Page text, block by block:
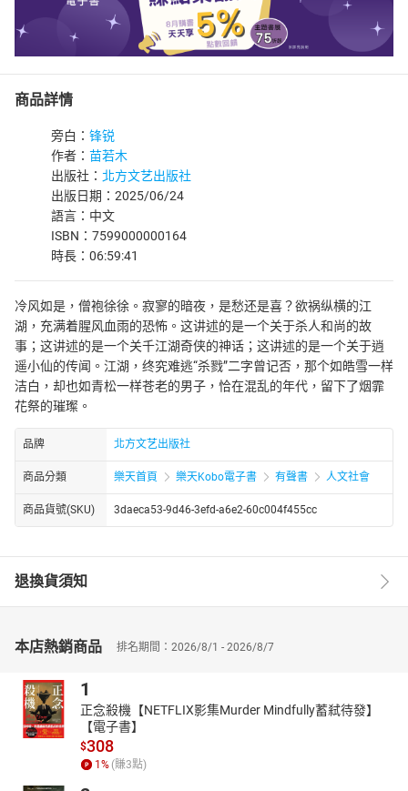
商品詳情
旁白： 锋锐
作者： 苗若木
出版社： 北方文艺出版社
出版日期：2025/06/24
語言：中文
ISBN：7599000000164
時長：06:59:41
冷风如是，僧袍徐徐。寂寥的暗夜，是愁还是喜？欲祸纵横的江
湖，充满着腥风血雨的恐怖。这讲述的是一个关于杀人和尚的故
事；这讲述的是一个关千江湖奇侠的神话；这讲述的是一个关于逍
遥小仙的传闻。江湖，终究难逃“杀戮”二字曾记否，那个如皓雪一样
洁白，却也如青松一样苍老的男子，恰在混乱的年代，留下了烟霏
花祭的璀璨。
品牌 北方文艺出版社
商品分類 樂天首頁 樂天Kobo電子書 有聲書 人文社會
商品貨號(SKU) 3daeca53-9d46-3efd-a6e2-60c004f455cc
退換貨須知
本店熱銷商品 排名期間：2026/8/1 - 2026/8/7
1
正念殺機【NETFLIX影集Murder Mindfully蓄弒待發】
【電子書】
$308
1% (賺3點)